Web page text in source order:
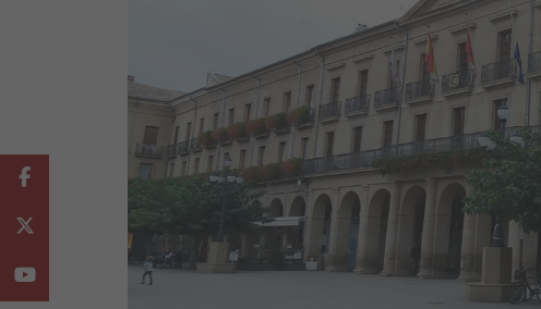
Facebook
Youtube